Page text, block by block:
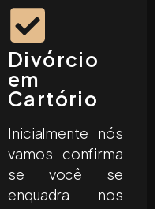
Divórcio
em
Cartório
Inicialmente nós
vamos confirma
se você se
enquadra nos